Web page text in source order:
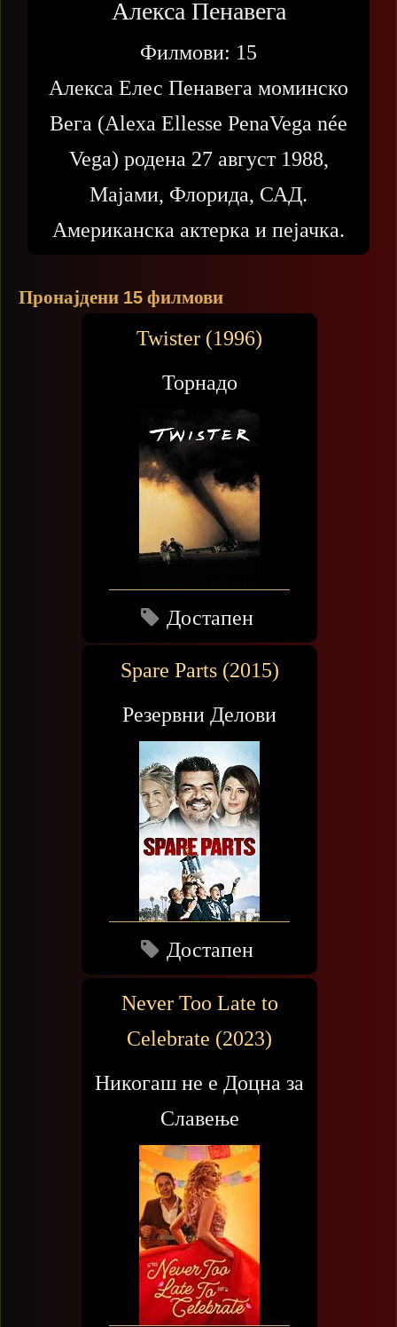
Алекса Пенавега
Филмови: 15
Алекса Елес Пенавега моминско
Вега (Alexa Ellesse PenaVega née
Vega) родена 27 август 1988,
Мајами, Флорида, САД.
Американска актерка и пејачка.
Пронајдени 15 филмови
Twister (1996)
Торнадо
Достапен
Spare Parts (2015)
Резервни Делови
Достапен
Never Too Late to
Celebrate (2023)
Никогаш не е Доцна за
Славење